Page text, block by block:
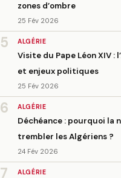
zones d’ombre
25 Fév 2026
5 ALGÉRIE
Visite du Pape Léon XIV
et enjeux politiques
25 Fév 2026
6 ALGÉRIE
Déchéance : pourquoi la
trembler les Algériens ?
24 Fév 2026
7 ALGÉRIE